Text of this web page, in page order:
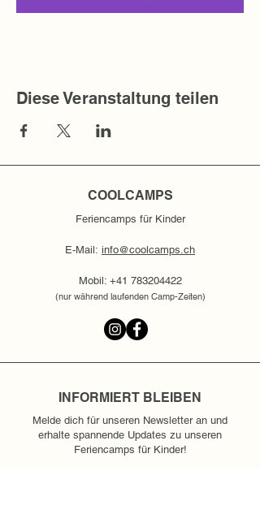
Diese Veranstaltung teilen
COOLCAMPS
Feriencamps für Kinder
E-Mail: info@coolcamps.ch
Mobil: +41 783204422
(nur während laufenden Camp-Zeiten)
INFORMIERT BLEIBEN
Melde dich für unseren Newsletter an und
erhalte spannende Updates zu unseren
Feriencamps für Kinder!